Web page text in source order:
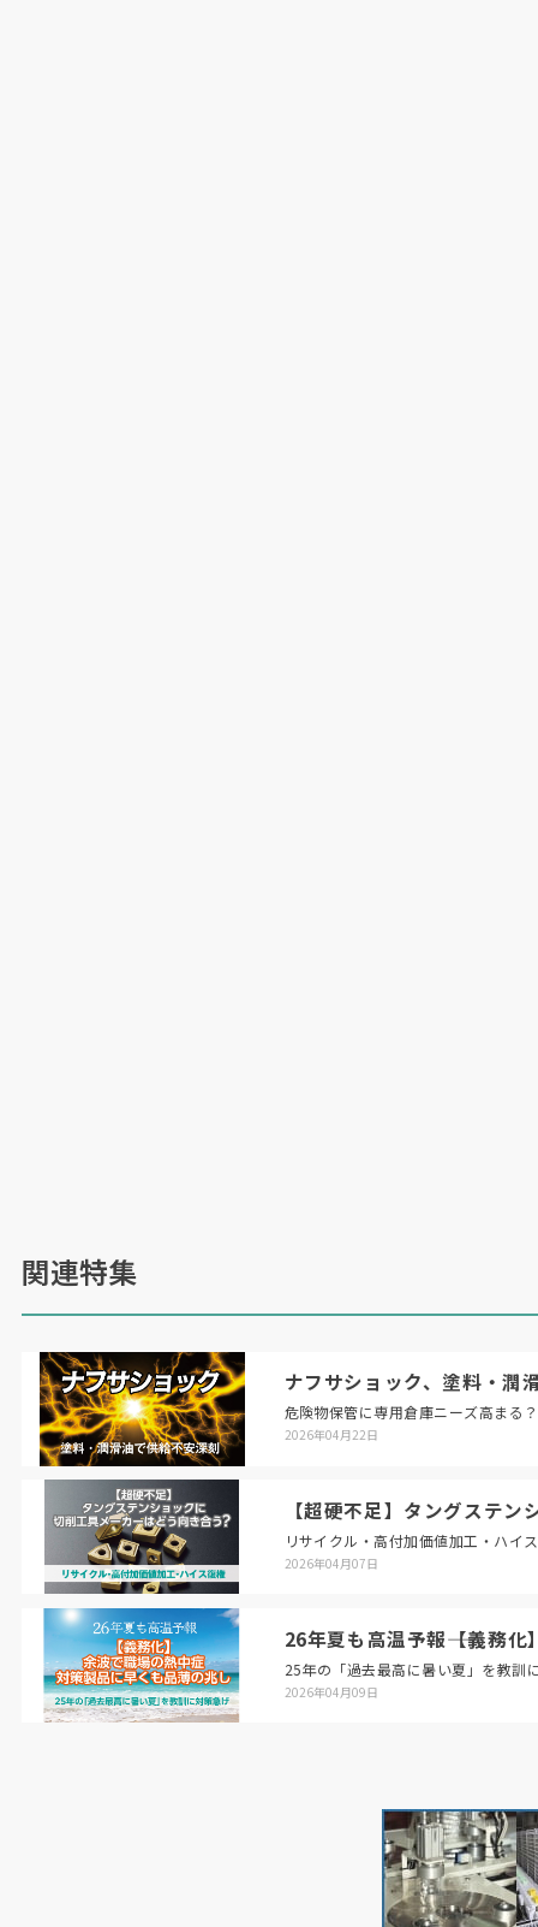
関連特集
ナフサショック、塗料・潤
危険物保管に専用倉庫ニーズ高まる？
2026年04月22日
【超硬不足】タングステ
リサイクル・高付加価値加工・ハイ
2026年04月07日
26年夏も高温予報――【義務
25年の「過去最高に暑い夏」を教訓
2026年04月09日